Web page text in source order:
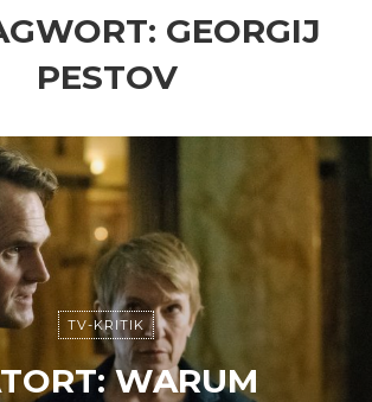
GEORGIJ
PESTOV
TV-KRITIK
WARUM